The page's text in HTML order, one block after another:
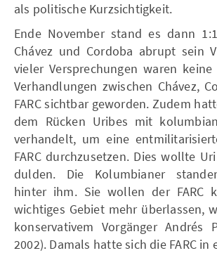
als politische Kurzsichtigkeit.
Ende November stand es dann
Chávez und Cordoba abrupt sein
vieler Versprechungen waren keine
Verhandlungen zwischen Chávez,
FARC sichtbar geworden. Zudem
dem Rücken Uribes mit
verhandelt, um eine
FARC durchzusetzen. Dies wollte
dulden. Die Kolumbianer
hinter ihm. Sie wollen der FARC
wichtiges Gebiet mehr überlassen,
konservativem Vorgänger Andrés
2002). Damals hatte sich die FARC in